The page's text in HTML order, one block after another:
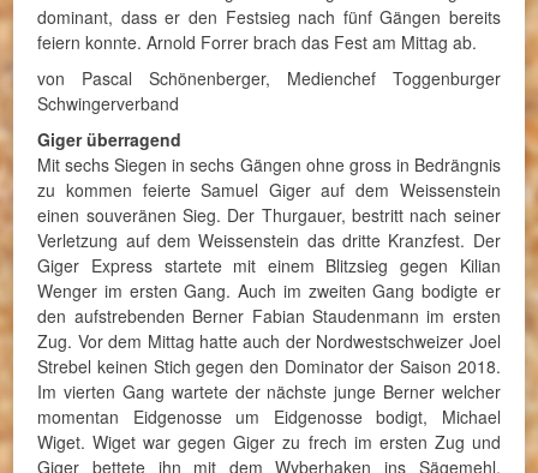
dominant, dass er den Festsieg nach fünf Gängen bereits
feiern konnte. Arnold Forrer brach das Fest am Mittag ab.
von Pascal Schönenberger, Medienchef Toggenburger
Schwingerverband
Giger überragend
Mit sechs Siegen in sechs Gängen ohne gross in Bedrängnis
zu kommen feierte Samuel Giger auf dem Weissenstein
einen souveränen Sieg. Der Thurgauer, bestritt nach seiner
Verletzung auf dem Weissenstein das dritte Kranzfest. Der
Giger Express startete mit einem Blitzsieg gegen Kilian
Wenger im ersten Gang. Auch im zweiten Gang bodigte er
den aufstrebenden Berner Fabian Staudenmann im ersten
Zug. Vor dem Mittag hatte auch der Nordwestschweizer Joel
Strebel keinen Stich gegen den Dominator der Saison 2018.
Im vierten Gang wartete der nächste junge Berner welcher
momentan Eidgenosse um Eidgenosse bodigt, Michael
Wiget. Wiget war gegen Giger zu frech im ersten Zug und
Giger bettete ihn mit dem Wyberhaken ins Sägemehl.